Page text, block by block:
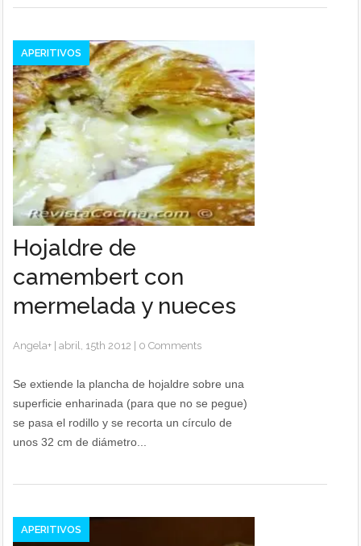
APERITIVOS
Hojaldre de
camembert con
mermelada y nueces
Angela+ |abril, 15th 2012 0 Comments
Se extiende la plancha de hojaldre sobre una
superficie enharinada (para que no se pegue)
se pasa el rodillo y se recorta un círculo de
unos 32 cm de diámetro...
APERITIVOS